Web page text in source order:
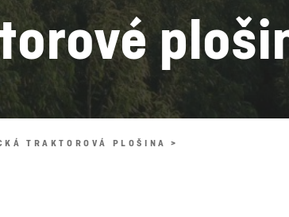
TRAKTOROVÁ PLOŠINA >